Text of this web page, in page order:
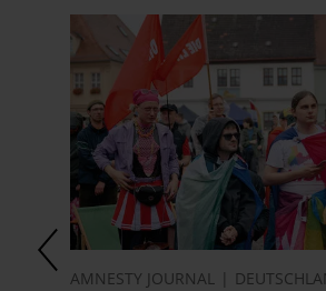
AMNESTY JOURNAL